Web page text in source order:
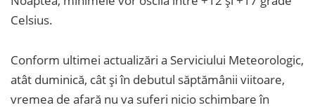
Celsius.
Conform ultimei actualizări a Serviciului Meteorologic,
atât duminică, cât și în debutul săptămânii viitoare,
vremea de afară nu va suferi nicio schimbare în